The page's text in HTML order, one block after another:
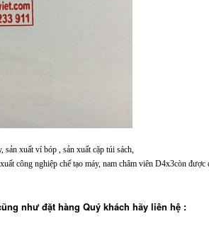
xuất ví bóp , sản xuất cặp túi sách,
công nghiệp chế tạo máy, nam châm viên D4x3còn được
như đặt hàng Quý khách hãy liên hệ :